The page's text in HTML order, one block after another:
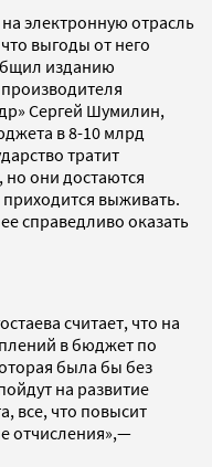
электронную отрасль
выгоды от него
изданию
Сергей Шумилин,
в 8-10 млрд
тратит
они достаются
выживать.
справедливо оказать
считает, что на
в бюджет по
была бы без
на развитие
все, что повысит
отчисления»,—